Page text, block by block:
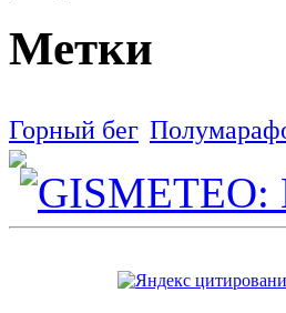
Метки
Горный бег